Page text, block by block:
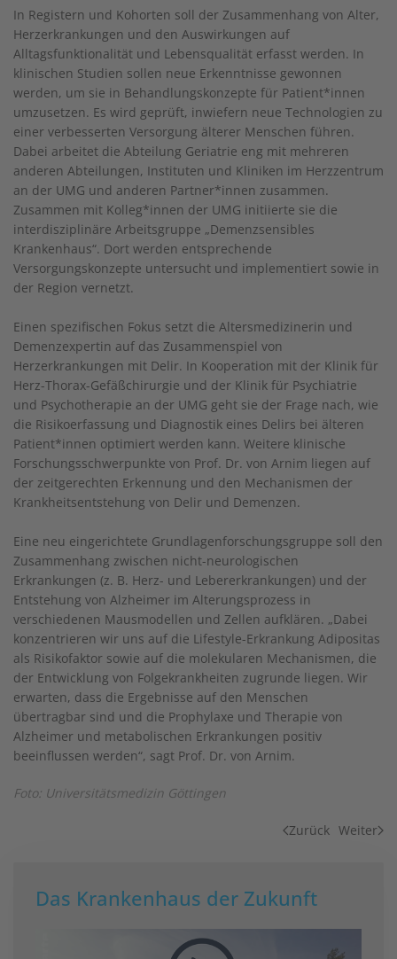
In Registern und Kohorten soll der Zusammenhang von Alter,
Herzerkrankungen und den Auswirkungen auf
Alltagsfunktionalität und Lebensqualität erfasst werden. In
klinischen Studien sollen neue Erkenntnisse gewonnen
werden, um sie in Behandlungskonzepte für Patient*innen
umzusetzen. Es wird geprüft, inwiefern neue Technologien zu
einer verbesserten Versorgung älterer Menschen führen.
Dabei arbeitet die Abteilung Geriatrie eng mit mehreren
anderen Abteilungen, Instituten und Kliniken im Herzzentrum
an der UMG und anderen Partner*innen zusammen.
Zusammen mit Kolleg*innen der UMG initiierte sie die
interdisziplinäre Arbeitsgruppe „Demenzsensibles
Krankenhaus“. Dort werden entsprechende
Versorgungskonzepte untersucht und implementiert sowie in
der Region vernetzt.
Einen spezifischen Fokus setzt die Altersmedizinerin und
Demenzexpertin auf das Zusammenspiel von
Herzerkrankungen mit Delir. In Kooperation mit der Klinik für
Herz-Thorax-Gefäßchirurgie und der Klinik für Psychiatrie
und Psychotherapie an der UMG geht sie der Frage nach, wie
die Risikoerfassung und Diagnostik eines Delirs bei älteren
Patient*innen optimiert werden kann. Weitere klinische
Forschungsschwerpunkte von Prof. Dr. von Arnim liegen auf
der zeitgerechten Erkennung und den Mechanismen der
Krankheitsentstehung von Delir und Demenzen.
Eine neu eingerichtete Grundlagenforschungsgruppe soll den
Zusammenhang zwischen nicht-neurologischen
Erkrankungen (z. B. Herz- und Lebererkrankungen) und der
Entstehung von Alzheimer im Alterungsprozess in
verschiedenen Mausmodellen und Zellen aufklären. „Dabei
konzentrieren wir uns auf die Lifestyle-Erkrankung Adipositas
als Risikofaktor sowie auf die molekularen Mechanismen, die
der Entwicklung von Folgekrankheiten zugrunde liegen. Wir
erwarten, dass die Ergebnisse auf den Menschen
übertragbar sind und die Prophylaxe und Therapie von
Alzheimer und metabolischen Erkrankungen positiv
beeinflussen werden“, sagt Prof. Dr. von Arnim.
Foto: Universitätsmedizin Göttingen
Zurück Weiter
Das Krankenhaus der Zukunft